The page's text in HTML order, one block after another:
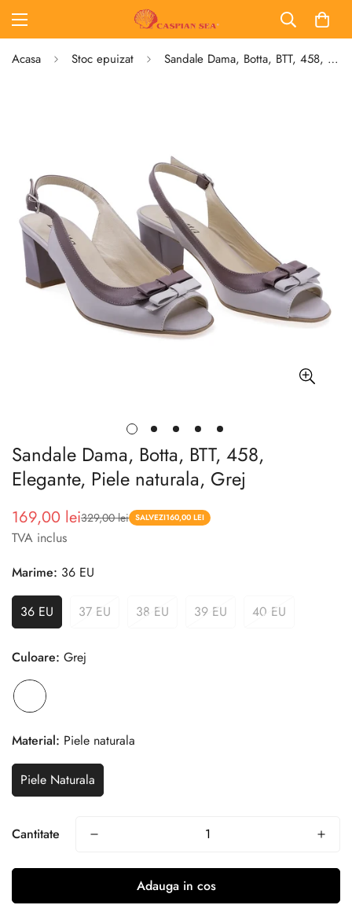
Acasa Stoc epuizat Sandale Dama, Botta, BTT, 458, Elegante, Piele naturala, Grej
Sandale Dama, Botta, BTT, 458,
Elegante, Piele naturala, Grej
Pret
redus
169,00 lei
Pret 329,00 lei SALVEZI160,00 LEI
TVA inclus
Marime: 36 EU
36 EU 37 EU 38 EU 39 EU 40 EU
Culoare: Grej
Material: Piele naturala
Piele Naturala
Cantitate
Adauga in cos